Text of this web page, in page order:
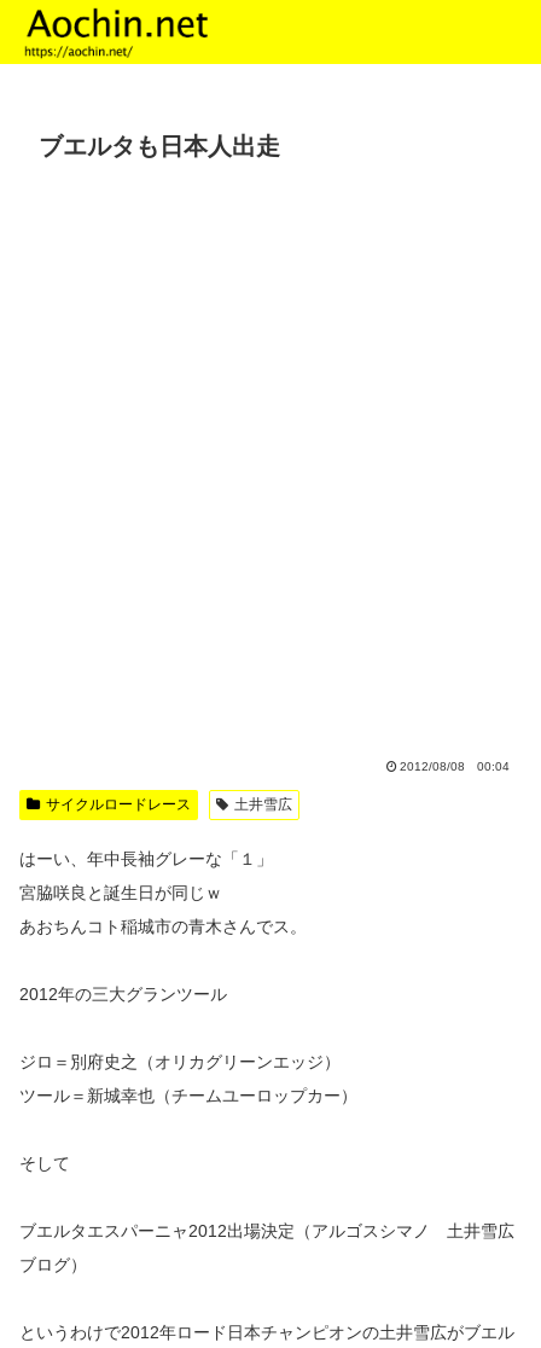
ブエルタも日本人出走
2012/08/08 00:04
サイクルロードレース 土井雪広
はーい、年中長袖グレーな「１」
宮脇咲良と誕生日が同じｗ
あおちんコト稲城市の青木さんでス。
2012年の三大グランツール
ジロ＝別府史之（オリカグリーンエッジ）
ツール＝新城幸也（チームユーロップカー）
そして
ブエルタエスパーニャ2012出場決定（アルゴスシマノ 土井雪広
ブログ）
というわけで2012年ロード日本チャンピオンの土井雪広がブエル